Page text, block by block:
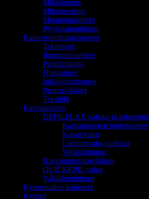
Mikrohionta
Mikroneulaus
Monitoimilaitteet
Pyyhelämmittimet
Kauneushoitolan tuotteet
Tekoripset
Ihonhoitotuotteet
Parafiinihoito
Hoitoaineet
Jalkahoitotuotteet
Pientarvikkeet
Tekstiilit
Karvanpoisto
DEPILFLAX vahaus ja sokerointi
Karvanpoiston hoitotuotteet
Kovat vahat
Lämminvaha purkissa
Vahapatruunat
Karvanpoistotarvikkeet
QUICKEPIL vahat
Vahalämmittimet
Kynsistudion kalusteet
Kynnet